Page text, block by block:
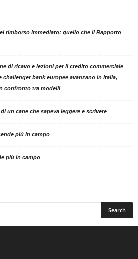
rimborso immediato: quello che il Rapporto
di ricavo e lezioni per il credito commerciale
challenger bank europee avanzano in Italia,
confronto tra modelli
un cane che sapeva leggere e scrivere
più in campo
più in campo